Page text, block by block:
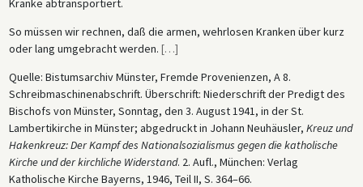
So müssen wir rechnen, daß die armen, wehrlosen Kranken über kurz
oder lang umgebracht werden. […]
Quelle: Bistumsarchiv Münster, Fremde Provenienzen, A 8.
Schreibmaschinenabschrift. Überschrift: Niederschrift der Predigt des
Bischofs von Münster, Sonntag, den 3. August 1941, in der St.
Lambertikirche in Münster; abgedruckt in Johann Neuhäusler, Kreuz und
Hakenkreuz: Der Kampf des Nationalsozialismus gegen die katholische
Kirche und der kirchliche Widerstand. 2. Aufl., München: Verlag
Katholische Kirche Bayerns, 1946, Teil II, S. 364–66.